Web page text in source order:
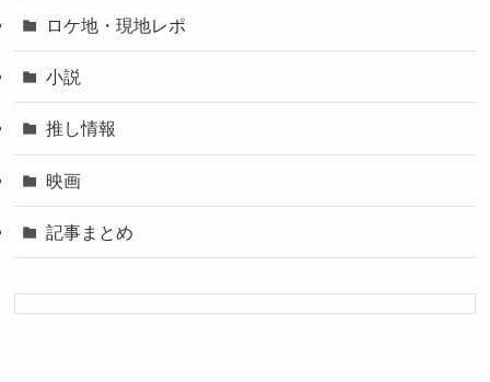
ロケ地・現地レポ
小説
推し情報
映画
記事まとめ